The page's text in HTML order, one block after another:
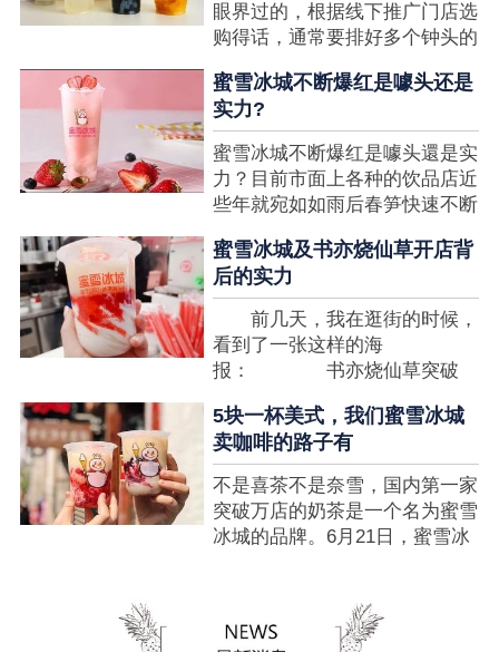
眼界过的，根据线下推广门店选
购得话，通常要排好多个钟头的
想要排长队，为的便是那一杯令
人挂念的蜜雪冰城。顾客喜爱的
商品，投资者为什么会看不见在
其中的创业商机呢?许多投资者
都会了解我开一家蜜雪冰城要多
少钱?....
蜜雪冰城不断爆红是噱头还是
实力?
蜜雪冰城不断爆红是噱头還是实
力？目前市面上各种的饮品店近
些年就宛如如雨后春笋快速不断
有运营不小心便会被取代，由于
受年青人的喜爱，再加全国人民
的经济发展水准提升，奶茶饮品
行业发展趋势快速，因此 这一
制造行业有着十分....
蜜雪冰城及书亦烧仙草开店背
后的实力
前几天，我在逛街的时候，
看到了一张这样的海
报： 书亦烧仙草突破
了，这个连名字都没怎么听过的
奶茶店，怎么就悄咪咪地开了这
么多家了？ 也许大家对
5000 家店是什么量级没什么概
念，我来给对....
5块一杯美式，我们蜜雪冰城
卖咖啡的路子有
不是喜茶不是奈雪，国内第一家
突破万店的奶茶是一个名为蜜雪
冰城的品牌。6月21日，蜜雪冰
家，买多少送多少”的横幅，这
个自1997年开始营业的街边奶